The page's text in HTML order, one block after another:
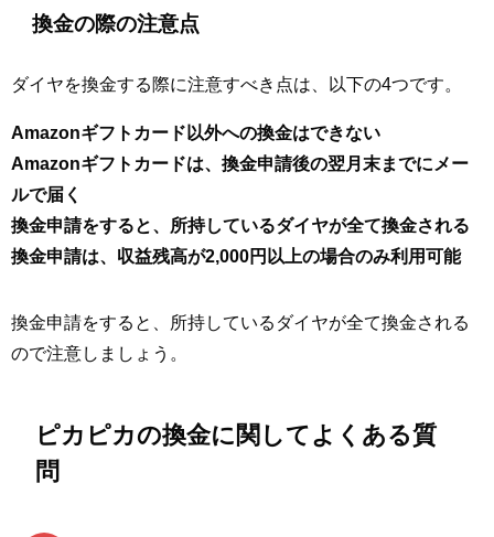
換金の際の注意点
ダイヤを換金する際に注意すべき点は、以下の4つです。
Amazonギフトカード以外への換金はできない
Amazonギフトカードは、換金申請後の翌月末までにメー
ルで届く
換金申請をすると、所持しているダイヤが全て換金される
換金申請は、収益残高が2,000円以上の場合のみ利用可能
換金申請をすると、所持しているダイヤが全て換金される
ので注意しましょう。
ピカピカの換金に関してよくある質
問